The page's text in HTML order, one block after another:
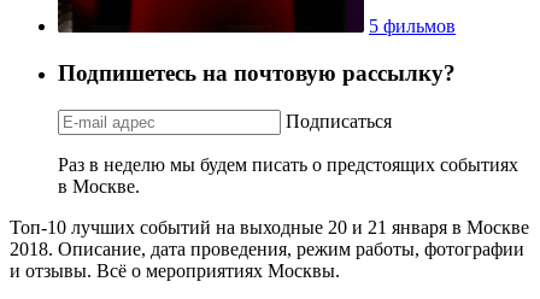
5 фильмов
Подпишетесь на почтовую рассылку?
Подписаться
Раз в неделю мы будем писать о предстоящих событиях
в Москве.
Топ-10 лучших событий на выходные 20 и 21 января в Москве
2018. Описание, дата проведения, режим работы, фотографии
и отзывы. Всё о мероприятиях Москвы.